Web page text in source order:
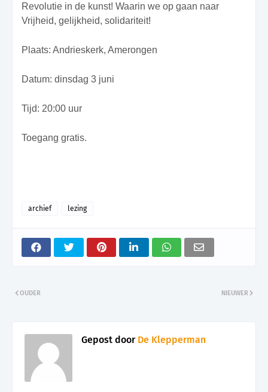
Revolutie in de kunst! Waarin we op gaan naar
Vrijheid, gelijkheid, solidariteit!
Plaats: Andrieskerk, Amerongen
Datum: dinsdag 3 juni
Tijd: 20:00 uur
Toegang gratis.
archief lezing
NIEUWER
OUDER
Gepost doorDe Klepperman